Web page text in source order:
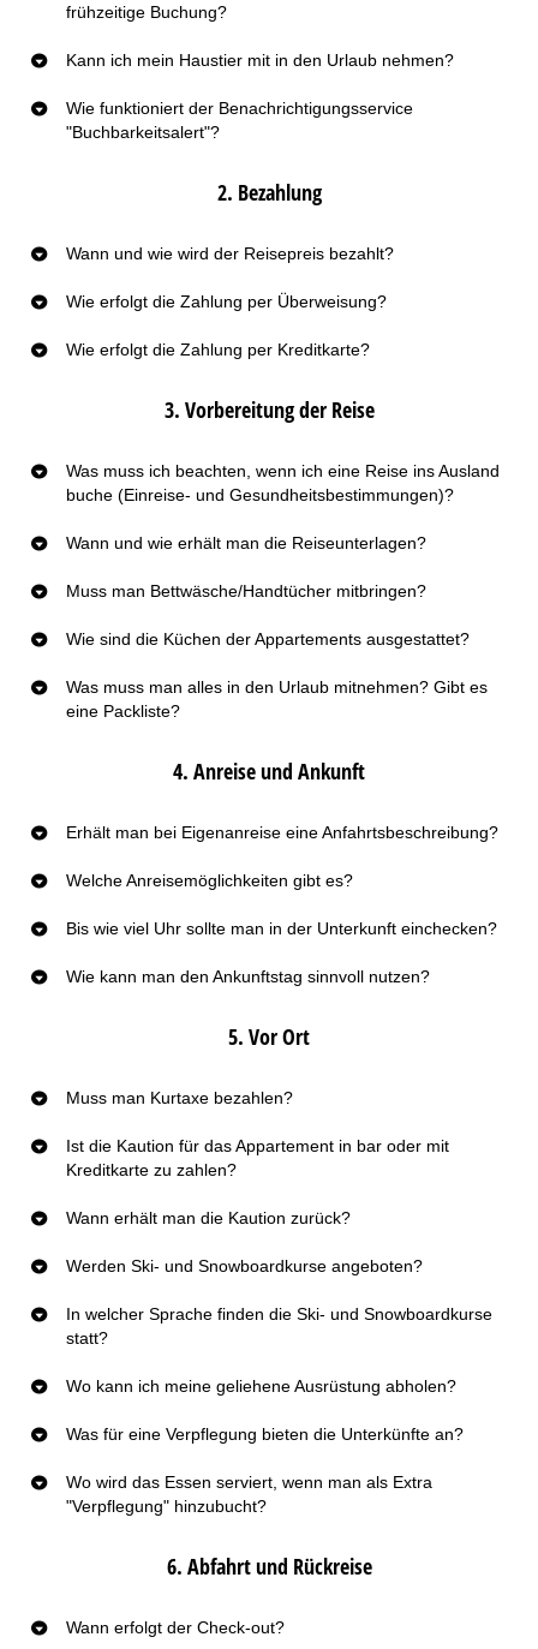
frühzeitige Buchung?
Kann ich mein Haustier mit in den Urlaub nehmen?
Wie funktioniert der Benachrichtigungsservice
"Buchbarkeitsalert"?
2. Bezahlung
Wann und wie wird der Reisepreis bezahlt?
Wie erfolgt die Zahlung per Überweisung?
Wie erfolgt die Zahlung per Kreditkarte?
3. Vorbereitung der Reise
Was muss ich beachten, wenn ich eine Reise ins Ausland
buche (Einreise- und Gesundheitsbestimmungen)?
Wann und wie erhält man die Reiseunterlagen?
Muss man Bettwäsche/Handtücher mitbringen?
Wie sind die Küchen der Appartements ausgestattet?
Was muss man alles in den Urlaub mitnehmen? Gibt es
eine Packliste?
4. Anreise und Ankunft
Erhält man bei Eigenanreise eine Anfahrtsbeschreibung?
Welche Anreisemöglichkeiten gibt es?
Bis wie viel Uhr sollte man in der Unterkunft einchecken?
Wie kann man den Ankunftstag sinnvoll nutzen?
5. Vor Ort
Muss man Kurtaxe bezahlen?
Ist die Kaution für das Appartement in bar oder mit
Kreditkarte zu zahlen?
Wann erhält man die Kaution zurück?
Werden Ski- und Snowboardkurse angeboten?
In welcher Sprache finden die Ski- und Snowboardkurse
statt?
Wo kann ich meine geliehene Ausrüstung abholen?
Was für eine Verpflegung bieten die Unterkünfte an?
Wo wird das Essen serviert, wenn man als Extra
"Verpflegung" hinzubucht?
6. Abfahrt und Rückreise
Wann erfolgt der Check-out?